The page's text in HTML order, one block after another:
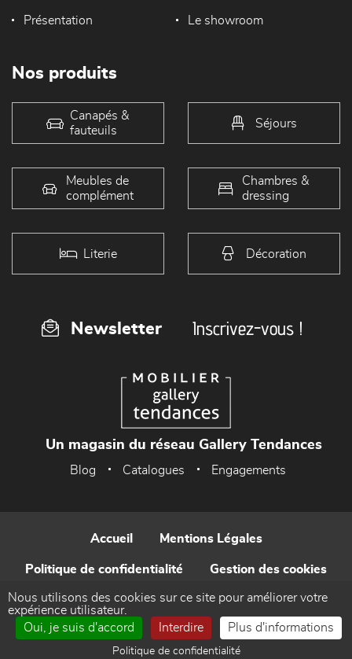
Présentation Le showroom
Nos produits
Canapés &
fauteuils
Séjours
Meubles de
complément
Chambres &
dressing
Literie Décoration
Newsletter Inscrivez-vous !
Un magasin du réseau Gallery Tendances
Blog Catalogues Engagements
Accueil Mentions Légales
Politique de confidentialité Gestion des cookies
Contact
Réalisé par WEB Enseignes
Nous utilisons des cookies sur ce site pour améliorer votre
expérience utilisateur.
Oui, je suis d'accord
Interdire Plus d'informations
Politique de confidentialité